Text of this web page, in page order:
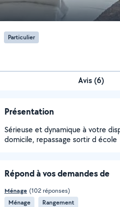
Particulier
Avis (6)
Présentation
Sérieuse et dynamique à votre
domicile, repassage sortir d école
Répond à vos demandes de
Ménage (102 réponses)
Ménage
Rangement